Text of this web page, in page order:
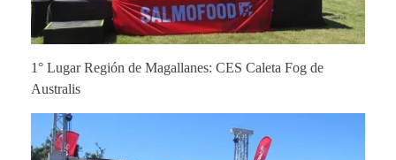
1° Lugar Región de Magallanes: CES Caleta Fog de
Australis